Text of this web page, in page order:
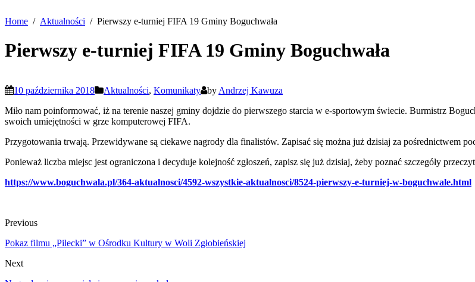
Home Aktualności Pierwszy e-turniej FIFA 19 Gminy Boguchwała
Pierwszy e-turniej FIFA 19 Gminy Boguchwała
10 października 2018 Aktualności, Komunikaty by Andrzej Kawuza
Miło nam poinformować, iż na terenie naszej gminy dojdzie do pierwszego starcia w e-sportowym świecie. Burmistrz
swoich umiejętności w grze komputerowej FIFA.
Przygotowania trwają. Przewidywane są ciekawe nagrody dla finalistów. Zapisać się można już dzisiaj za pośrednictwem
Ponieważ liczba miejsc jest ograniczona i decyduje kolejność zgłoszeń, zapisz się już dzisiaj, żeby poznać szczegóły
https://www.boguchwala.pl/364-aktualnosci/4592-wszystkie-aktualnosci/8524-pierwszy-e-turniej-w-boguchwale.html
Previous
Pokaz filmu „Pilecki” w Ośrodku Kultury w Woli Zgłobieńskiej
Next